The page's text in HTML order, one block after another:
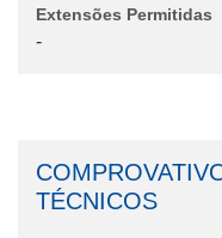
Extensões Permitidas
-
TÉCNICOS